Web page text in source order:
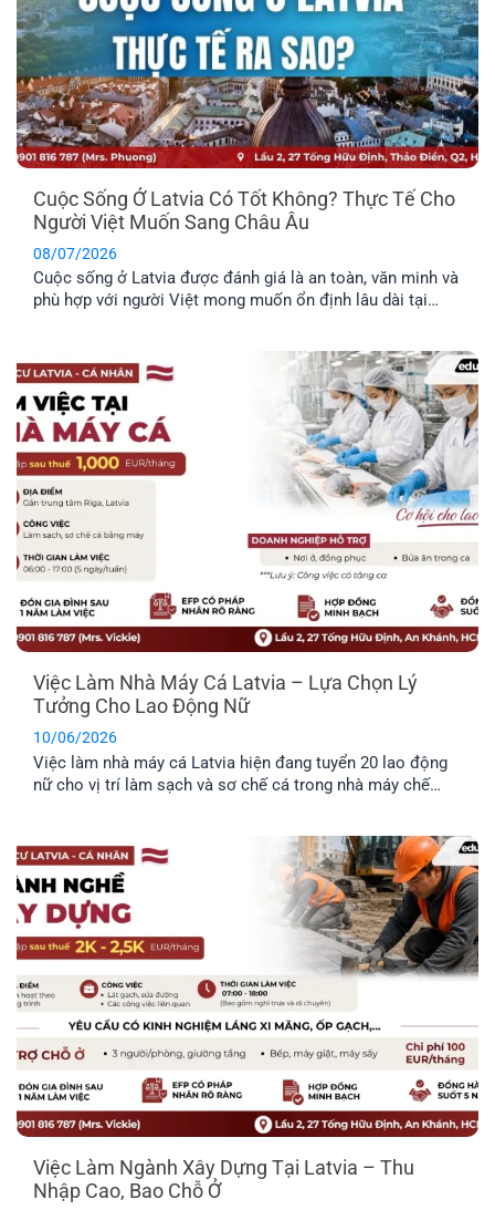
Cuộc Sống Ở Latvia Có Tốt Không? Thực Tế Cho
Người Việt Muốn Sang Châu Âu
08/07/2026
Cuộc sống ở Latvia được đánh giá là an toàn, văn minh và
phù hợp với người Việt mong muốn ổn định lâu dài tại
về môi trường sống, văn hóa và phúc lợi dành riêng cho
công dân.
Việc Làm Nhà Máy Cá Latvia – Lựa Chọn Lý
Tưởng Cho Lao Động Nữ
10/06/2026
Việc làm nhà máy cá Latvia hiện đang tuyển 20 lao động
nữ cho vị trí làm sạch và sơ chế cá trong nhà máy chế
chỗ ở. Đây là công việc rất [...]
Việc Làm Ngành Xây Dựng Tại Latvia – Thu
Nhập Cao, Bao Chỗ Ở